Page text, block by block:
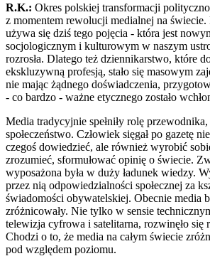
R.K.: Okres polskiej transformacji
z momentem rewolucji medialnej na świecie.
używa się dziś tego pojęcia - która jest
socjologicznym i kulturowym w naszym
rozrosła. Dlatego też dziennikarstwo, które
ekskluzywną profesją, stało się masowym
nie mając żądnego doświadczenia,
- co bardzo - ważne etycznego zostało
Media tradycyjnie spełniły rolę przewodnika,
społeczeństwo. Człowiek sięgał po gazetę
czegoś dowiedzieć, ale również wyrobić
zrozumieć, sformułować opinię o świecie.
wyposażona była w duży ładunek wiedzy.
przez nią odpowiedzialności społecznej za
świadomości obywatelskiej. Obecnie media
zróżnicowały. Nie tylko w sensie
telewizja cyfrowa i satelitarna, rozwinęło się
Chodzi o to, że media na całym świecie
pod względem poziomu.